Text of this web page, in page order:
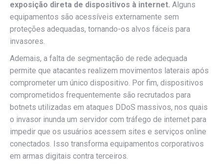
exposição direta de dispositivos à internet. Alguns
equipamentos são acessíveis externamente sem
proteções adequadas, tornando-os alvos fáceis para
invasores.
Ademais, a falta de segmentação de rede adequada
permite que atacantes realizem movimentos laterais após
comprometer um único dispositivo. Por fim, dispositivos
comprometidos frequentemente são recrutados para
botnets utilizadas em ataques DDoS massivos, nos quais
o invasor inunda um servidor com tráfego de internet para
impedir que os usuários acessem sites e serviços online
conectados. Isso transforma equipamentos corporativos
em armas digitais contra terceiros.